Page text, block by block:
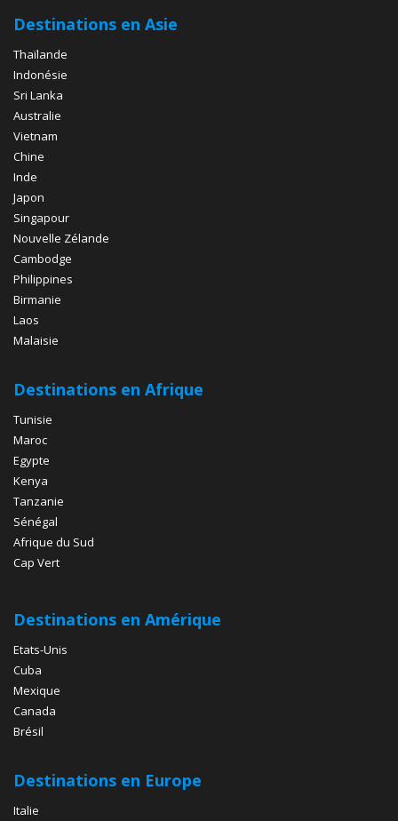
Destinations en Asie
Thaïlande
Indonésie
Sri Lanka
Australie
Vietnam
Chine
Inde
Japon
Singapour
Nouvelle Zélande
Cambodge
Philippines
Birmanie
Laos
Malaisie
Destinations en Afrique
Tunisie
Maroc
Egypte
Kenya
Tanzanie
Sénégal
Afrique du Sud
Cap Vert
Destinations en Amérique
Etats-Unis
Cuba
Mexique
Canada
Brésil
Destinations en Europe
Italie